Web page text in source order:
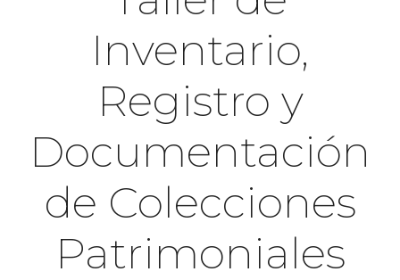
Inventario,
Registro y
Documentación
de Colecciones
Patrimoniales